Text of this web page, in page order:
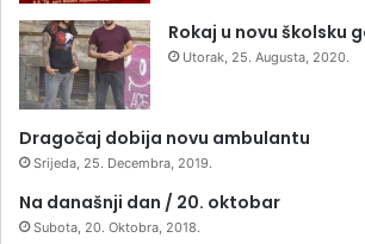
Rokaj u novu školsku
Utorak, 25. Augusta, 2020.
Dragočaj dobija novu ambulantu
Srijeda, 25. Decembra, 2019.
Na današnji dan / 20. oktobar
Subota, 20. Oktobra, 2018.